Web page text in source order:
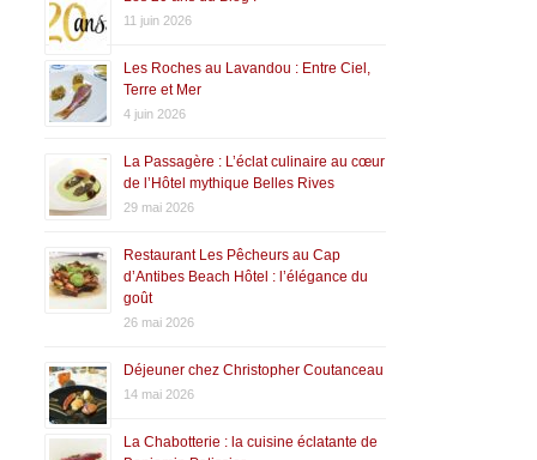
11 juin 2026
Les Roches au Lavandou : Entre Ciel,
Terre et Mer
4 juin 2026
La Passagère : L’éclat culinaire au cœur
de l’Hôtel mythique Belles Rives
29 mai 2026
Restaurant Les Pêcheurs au Cap
d’Antibes Beach Hôtel : l’élégance du
goût
26 mai 2026
Déjeuner chez Christopher Coutanceau
14 mai 2026
La Chabotterie : la cuisine éclatante de